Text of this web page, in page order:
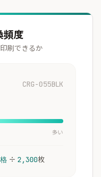
頻度
刷できるか
CRG-055BLK
多い
÷ 2,300枚